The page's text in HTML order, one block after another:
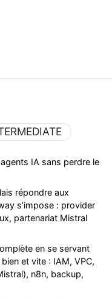
IA sans perdre le
répondre aux
s’impose : provider
partenariat Mistral
en se servant
et vite : IAM, VPC,
n8n, backup,